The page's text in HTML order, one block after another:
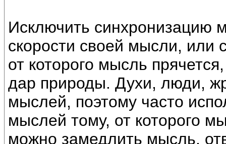
Исключить синхронизацию
скорости своей мысли, или
от которого мысль
дар природы. Духи, люди,
мыслей, поэтому часто
мыслей тому, от которого
можно замедлить мысль,